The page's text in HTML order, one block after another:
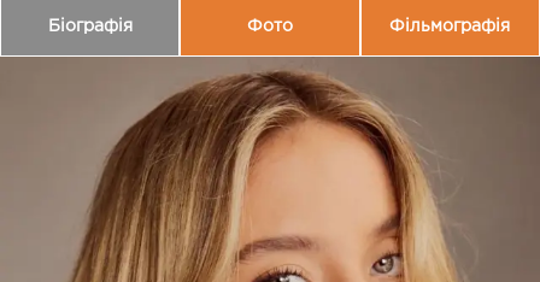
Біографія Фото Фільмографія